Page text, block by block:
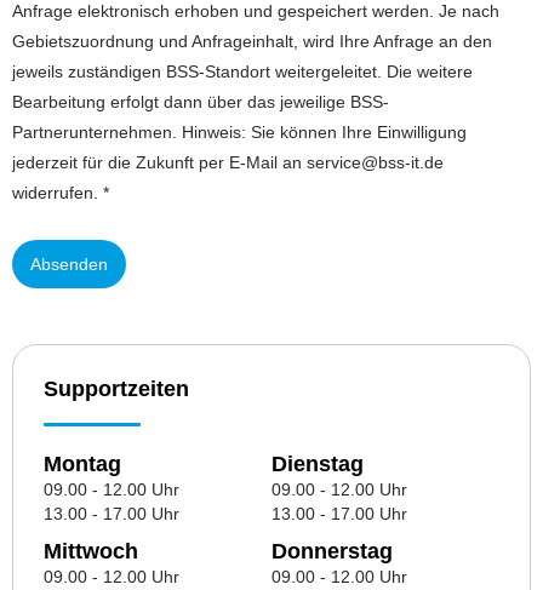
Anfrage elektronisch erhoben und gespeichert werden. Je nach
Gebietszuordnung und Anfrageinhalt, wird Ihre Anfrage an den
jeweils zuständigen BSS-Standort weitergeleitet. Die weitere
Bearbeitung erfolgt dann über das jeweilige BSS-
Partnerunternehmen. Hinweis: Sie können Ihre Einwilligung
jederzeit für die Zukunft per E-Mail an service@bss-it.de
widerrufen. *
Supportzeiten
Montag
09.00 - 12.00 Uhr
13.00 - 17.00 Uhr
Dienstag
09.00 - 12.00 Uhr
13.00 - 17.00 Uhr
Mittwoch
09.00 - 12.00 Uhr
Donnerstag
09.00 - 12.00 Uhr